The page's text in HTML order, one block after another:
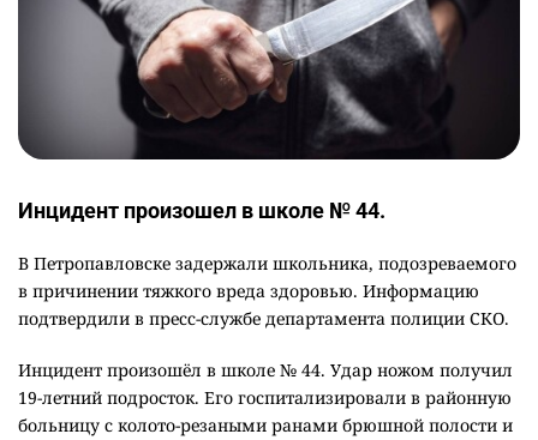
Инцидент произошел в школе № 44.
В Петропавловске задержали школьника, подозреваемого
в причинении тяжкого вреда здоровью. Информацию
подтвердили в пресс-службе департамента полиции СКО.
Инцидент произошёл в школе № 44. Удар ножом получил
19-летний подросток. Его госпитализировали в районную
больницу с колото-резаными ранами брюшной полости и